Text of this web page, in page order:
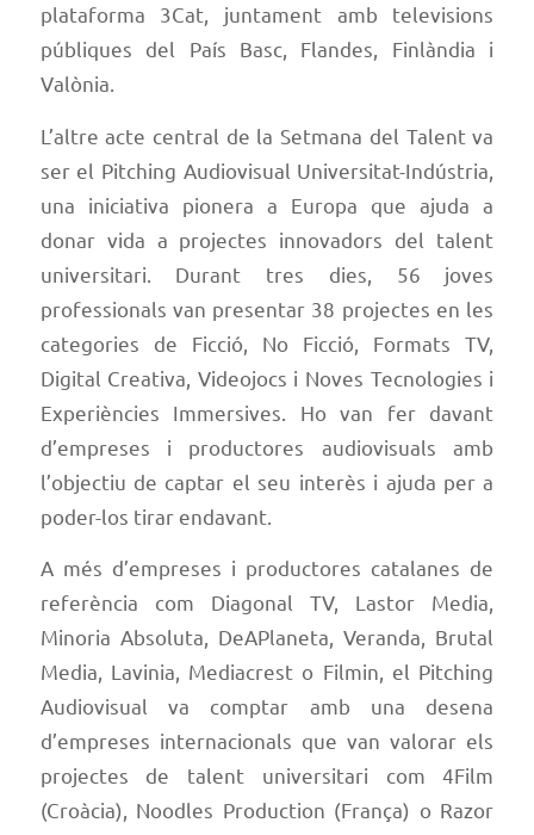
plataforma 3Cat, juntament amb televisions
públiques del País Basc, Flandes, Finlàndia i
Valònia.
L’altre acte central de la Setmana del Talent va
ser el Pitching Audiovisual Universitat-Indústria,
una iniciativa pionera a Europa que ajuda a
donar vida a projectes innovadors del talent
universitari. Durant tres dies, 56 joves
professionals van presentar 38 projectes en les
categories de Ficció, No Ficció, Formats TV,
Digital Creativa, Videojocs i Noves Tecnologies i
Experiències Immersives. Ho van fer davant
d’empreses i productores audiovisuals amb
l’objectiu de captar el seu interès i ajuda per a
poder-los tirar endavant.
A més d’empreses i productores catalanes de
referència com Diagonal TV, Lastor Media,
Minoria Absoluta, DeAPlaneta, Veranda, Brutal
Media, Lavinia, Mediacrest o Filmin, el Pitching
Audiovisual va comptar amb una desena
d’empreses internacionals que van valorar els
projectes de talent universitari com 4Film
(Croàcia), Noodles Production (França) o Razor